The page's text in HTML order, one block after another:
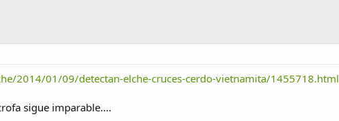
2014/01/09/detectan-elche-cruces-cerdo-vietnamita/1455718.html
sigue imparable....